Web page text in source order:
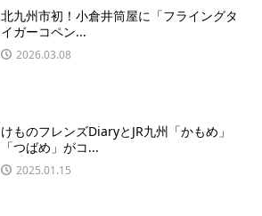
北九州市初！小倉井筒屋に「フライングタ
イガーコペン...
2026.03.08
けものフレンズDiaryとJR九州「かもめ」
「つばめ」がコ...
2025.01.15